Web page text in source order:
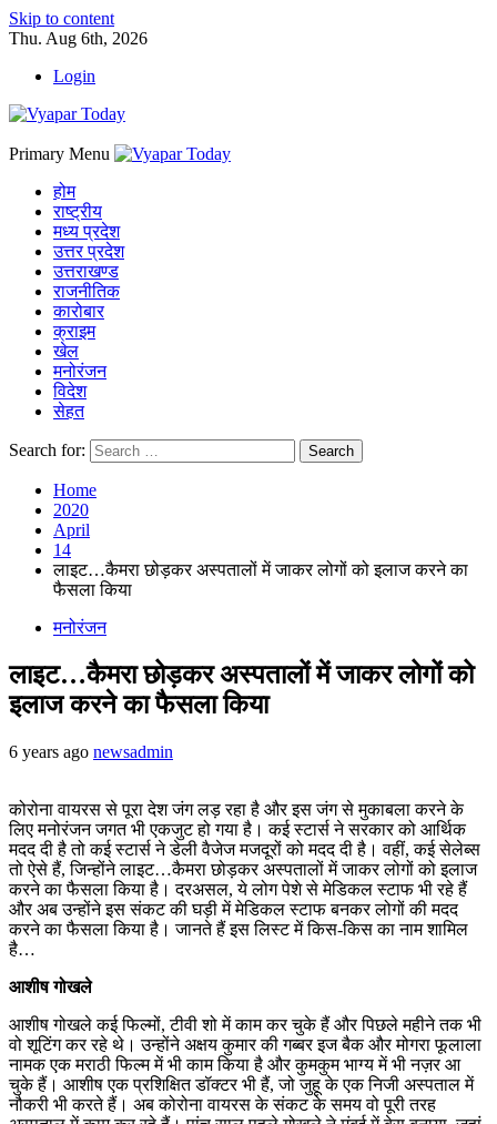
Skip to content
Thu. Aug 6th, 2026
Login
Primary Menu
होम
राष्ट्रीय
मध्य प्रदेश
उत्तर प्रदेश
उत्तराखण्ड
राजनीतिक
कारोबार
क्राइम
खेल
मनोरंजन
विदेश
सेहत
Search for:
Home
2020
April
14
लाइट…कैमरा छोड़कर अस्पतालों में जाकर लोगों को इलाज करने का
फैसला किया
मनोरंजन
लाइट…कैमरा छोड़कर अस्पतालों में जाकर लोगों को
इलाज करने का फैसला किया
6 years ago newsadmin
कोरोना वायरस से पूरा देश जंग लड़ रहा है और इस जंग से मुकाबला करने के
लिए मनोरंजन जगत भी एकजुट हो गया है। कई स्टार्स ने सरकार को आर्थिक
मदद दी है तो कई स्टार्स ने डेली वैजेज मजदूरों को मदद दी है। वहीं, कई सेलेब्स
तो ऐसे हैं, जिन्होंने लाइट…कैमरा छोड़कर अस्पतालों में जाकर लोगों को इलाज
करने का फैसला किया है। दरअसल, ये लोग पेशे से मेडिकल स्टाफ भी रहे हैं
और अब उन्होंने इस संकट की घड़ी में मेडिकल स्टाफ बनकर लोगों की मदद
करने का फैसला किया है। जानते हैं इस लिस्ट में किस-किस का नाम शामिल
है…
आशीष गोखले
आशीष गोखले कई फिल्मों, टीवी शो में काम कर चुके हैं और पिछले महीने तक भी
वो शूटिंग कर रहे थे। उन्होंने अक्षय कुमार की गब्बर इज बैक और मोगरा फूलाला
नामक एक मराठी फिल्म में भी काम किया है और कुमकुम भाग्य में भी नज़र आ
चुके हैं। आशीष एक प्रशिक्षित डॉक्टर भी हैं, जो जुहू के एक निजी अस्पताल में
नौकरी भी करते हैं। अब कोरोना वायरस के संकट के समय वो पूरी तरह